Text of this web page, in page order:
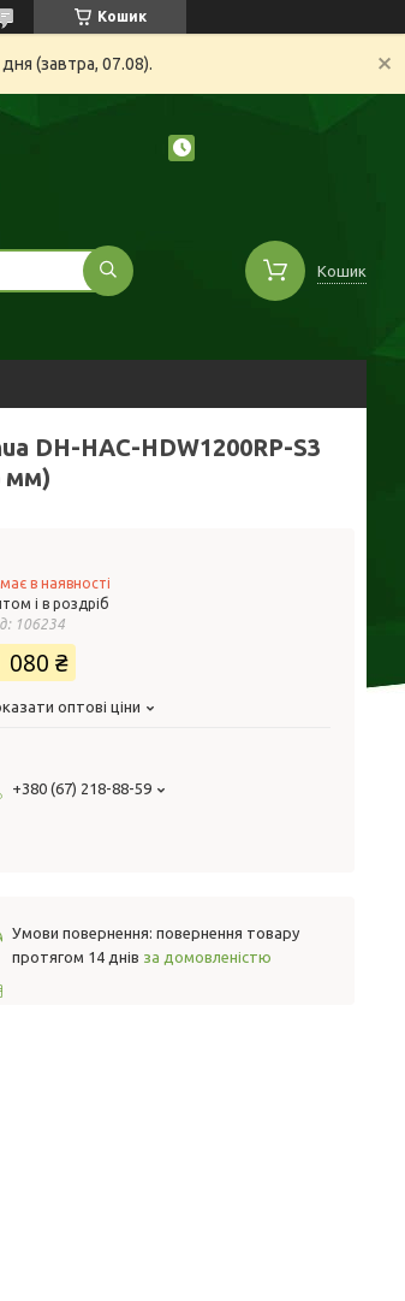
Кошик
(завтра, 07.08).
Кошик
DH-HAC-HDW1200RP-S3
мм)
в наявності
і в роздріб
106234
080 ₴
оптові ціни
+380 (67) 218-88-59
повернення товару
протягом 14 днів за домовленістю